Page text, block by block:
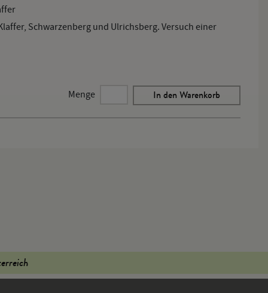
Schwarzenberg und Ulrichsberg. Versuch einer
Menge In den Warenkorb